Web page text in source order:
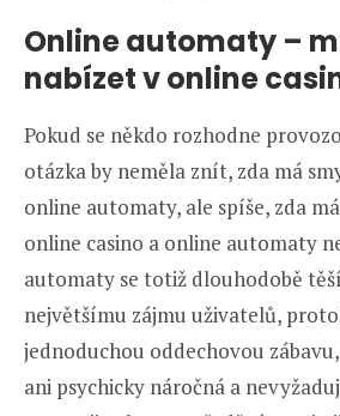
Online automaty –
nabízet v online
Pokud se někdo rozhodne
otázka by neměla znít, zda má
online automaty, ale spíše, zda
online casino a online automaty
automaty se totiž dlouhodobě
největšímu zájmu uživatelů,
jednoduchou oddechovou
ani psychicky náročná a